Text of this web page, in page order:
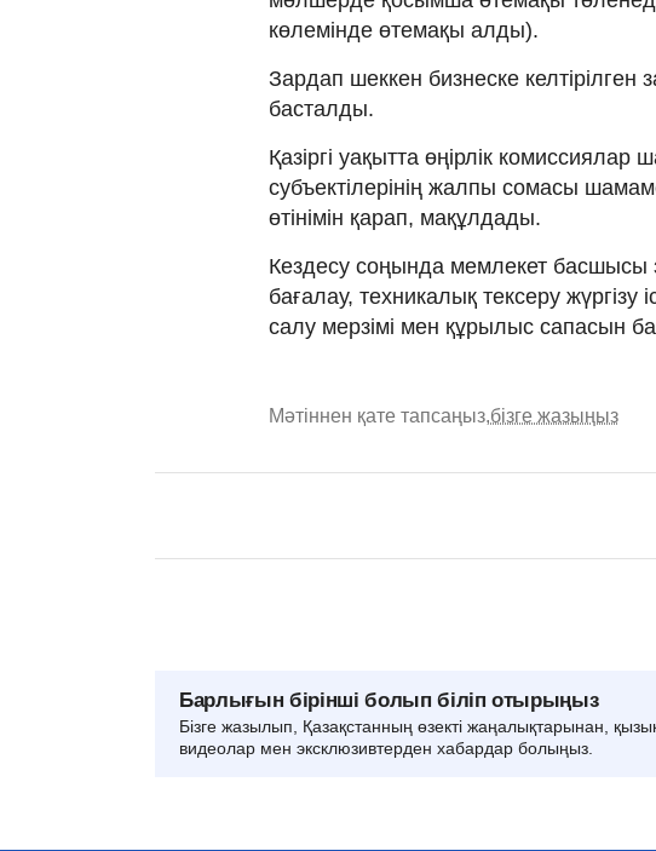
көлемінде өтемақы алды).
Зардап шеккен бизнеске
басталды.
Қазіргі уақытта өңірлік
субъектілерінің жалпы сомасы
өтінімін қарап, мақұлдады.
Кездесу соңында мемлекет басшысы
бағалау, техникалық тексеру жүргізу
салу мерзімі мен құрылыс сапасын
Мәтіннен қате тапсаңыз,бізге жазыңыз
Барлығын бірінші болып біліп отырыңыз
Бізге жазылып, Қазақстанның өзекті жаңалықтарынан,
видеолар мен эксклюзивтерден хабардар болыңыз.